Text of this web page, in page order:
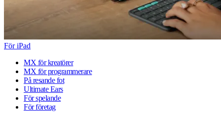
För iPad
MX för kreatörer
MX för programmerare
På resande fot
Ultimate Ears
För spelande
För företag